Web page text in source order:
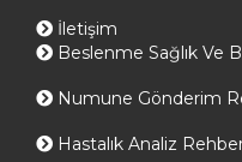
İletişim
Beslenme Sağlık Ve
Numune Gönderim
Hastalık Analiz